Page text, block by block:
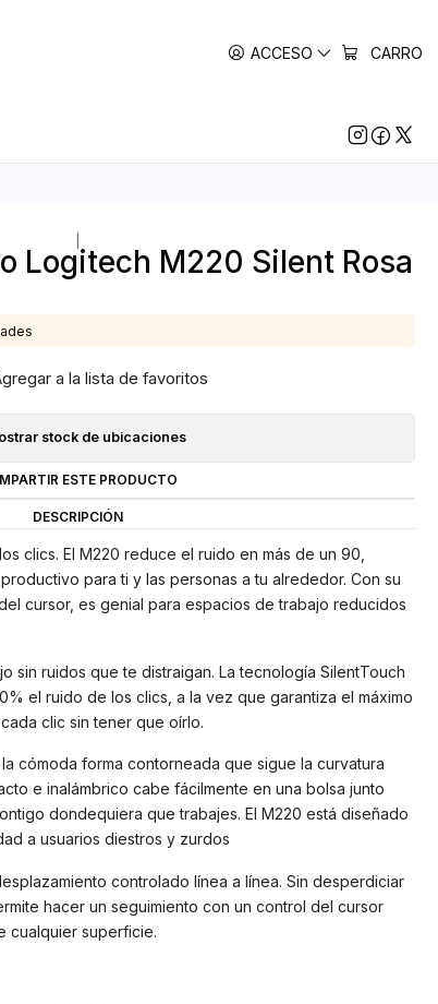
ACCESO CARRO
Logitech M220 Silent Rosa
a la lista de favoritos
stock de ubicaciones
ESTE PRODUCTO
DESCRIPCIÓN
clics. El M220 reduce el ruido en más de un 90,
para ti y las personas a tu alrededor. Con su
cursor, es genial para espacios de trabajo reducidos
sin ruidos que te distraigan. La tecnología SilentTouch
el ruido de los clics, a la vez que garantiza el máximo
clic sin tener que oírlo.
cómoda forma contorneada que sigue la curvatura
e inalámbrico cabe fácilmente en una bolsa junto
dondequiera que trabajes. El M220 está diseñado
a usuarios diestros y zurdos
controlado línea a línea. Sin desperdiciar
hacer un seguimiento con un control del cursor
cualquier superficie.